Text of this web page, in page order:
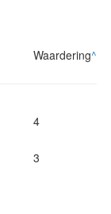
Waardering^
4
3